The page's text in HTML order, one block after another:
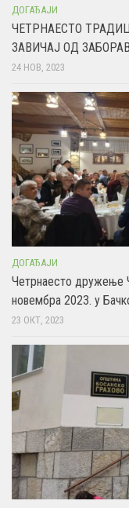
ДОГАЂАЈИ
ЧЕТРНАЕСТО
ЗАВИЧАЈ ОД
24 НОВ, 2023
ДОГАЂАЈИ
Четрнаесто
новембра 2023. у
23 ОКТ, 2023